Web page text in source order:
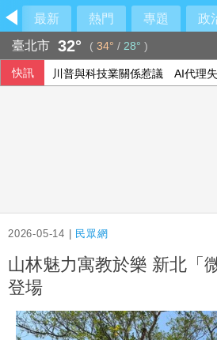
最新 熱門 專題 政
臺北市 32° ( 34° / 28° )
快訊 川普與科技業關係惹議 AI代理
2026-05-14 | 民眾網
山林魅力寓教於樂 新北「
登場